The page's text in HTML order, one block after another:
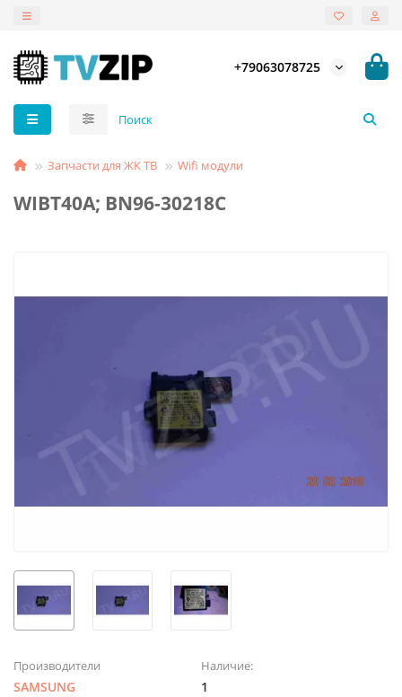
+79063078725
Запчасти для ЖК ТВ Wifi модули
WIBT40A; BN96-30218C
Производители
SAMSUNG
Наличие:
1